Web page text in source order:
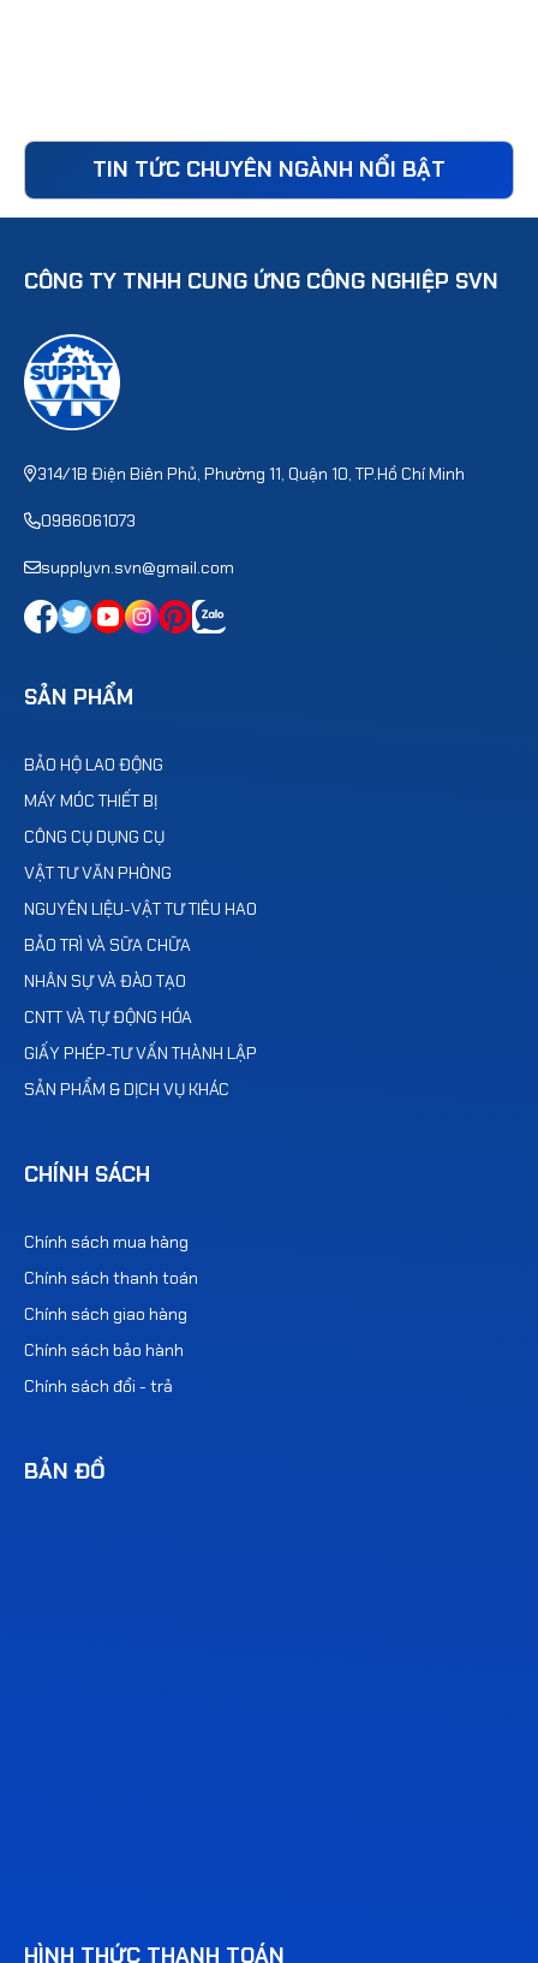
TIN TỨC CHUYÊN NGÀNH NỔI BẬT
CÔNG TY TNHH CUNG ỨNG CÔNG NGHIỆP SVN
314/1B Điện Biên Phủ, Phường 11, Quận 10, TP.Hồ Chí Minh
0986061073
supplyvn.svn@gmail.com
SẢN PHẨM
BẢO HỘ LAO ĐỘNG
MÁY MÓC THIẾT BỊ
CÔNG CỤ DỤNG CỤ
VẬT TƯ VĂN PHÒNG
NGUYÊN LIỆU-VẬT TƯ TIÊU HAO
BẢO TRÌ VÀ SỮA CHỮA
NHÂN SỰ VÀ ĐÀO TẠO
CNTT VÀ TỰ ĐỘNG HÓA
GIẤY PHÉP-TƯ VẤN THÀNH LẬP
SẢN PHẨM & DỊCH VỤ KHÁC
CHÍNH SÁCH
Chính sách mua hàng
Chính sách thanh toán
Chính sách giao hàng
Chính sách bảo hành
Chính sách đổi - trả
BẢN ĐỒ
HÌNH THỨC THANH TOÁN